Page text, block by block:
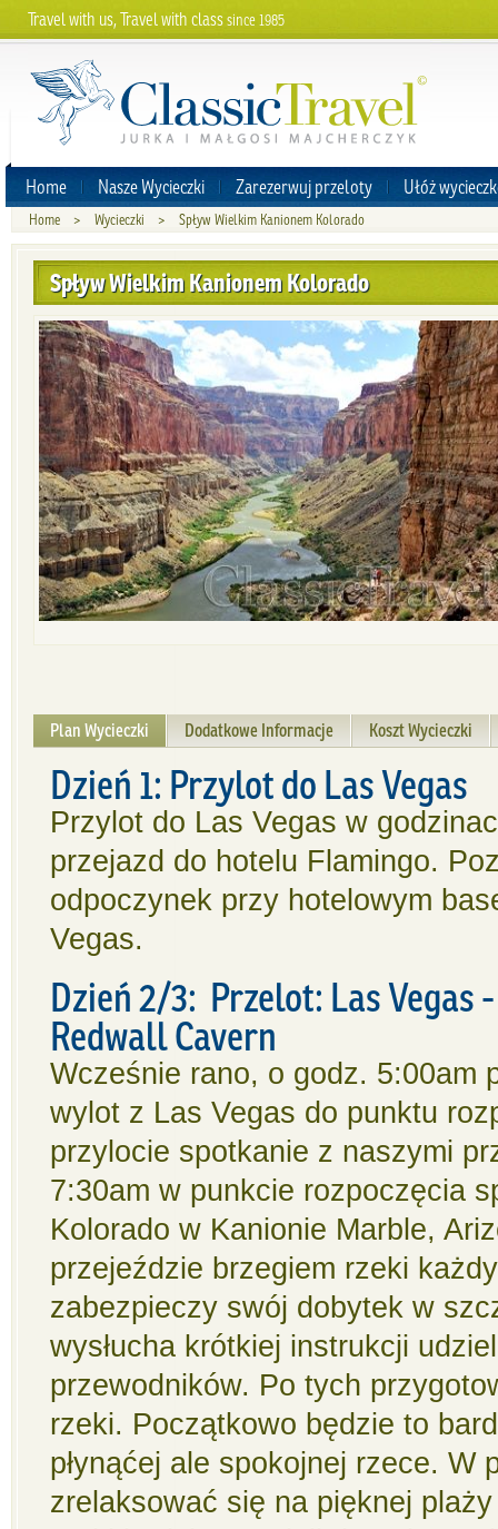
Travel with us, Travel with classsince 1985
Home Nasze Wycieczki Zarezerwuj przeloty Ułóż
Home > Wycieczki > Spływ Wielkim Kanionem Kolorado
Spływ Wielkim Kanionem Kolorado
Plan Wycieczki Dodatkowe Informacje Koszt Wycieczki
Dzień 1: Przylot do Las Vegas
Przylot do Las Vegas w
przejazd do hotelu Flamingo.
odpoczynek przy hotelowym
Vegas.
Dzień 2/3: Przelot: Las Vegas
Redwall Cavern
Wcześnie rano, o godz. 5:00am
wylot z Las Vegas do punktu
przylocie spotkanie z naszymi
7:30am w punkcie rozpoczęcia
Kolorado w Kanionie Marble,
przejeździe brzegiem rzeki
zabezpieczy swój dobytek w
wysłucha krótkiej instrukcji
przewodników. Po tych
rzeki. Początkowo będzie to
płynąćej ale spokojnej rzece. W
zrelaksować się na pięknej